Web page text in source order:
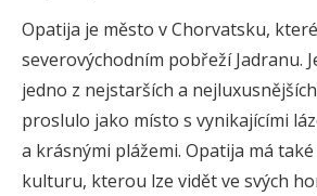
Opatija je město v Chorvatsku,
severovýchodním pobřeží Jadranu.
jedno z nejstarších a
proslulo jako místo s vynikajícími
a krásnými plážemi. Opatija má
kulturu, kterou lze vidět ve svých